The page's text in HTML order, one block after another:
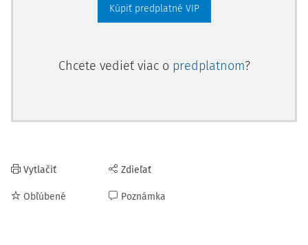
Kúpiť predplatné VIP
Chcete vedieť viac o predplatnom?
Vytlačiť
Obľúbené
Zdieľať
Poznámka